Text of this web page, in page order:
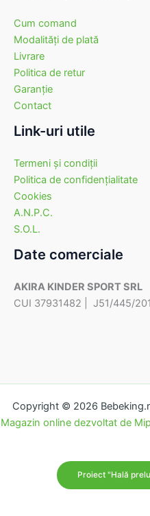
Cum comand
Modalităţi de plată
Livrare
Politica de retur
Garanţie
Contact
Link-uri utile
Termeni şi condiţii
Politica de confidenţialitate
Cookies
A.N.P.C.
S.O.L.
Date comerciale
AKIRA KINDER SPORT SRL
CUI 37931482 | J51/445/
Copyright © 2026
Magazin online dezvoltat de
Proiect "Hală